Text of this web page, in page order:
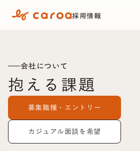
採用情報
会社について
抱える課題
募集職種・エントリー
カジュアル面談を希望